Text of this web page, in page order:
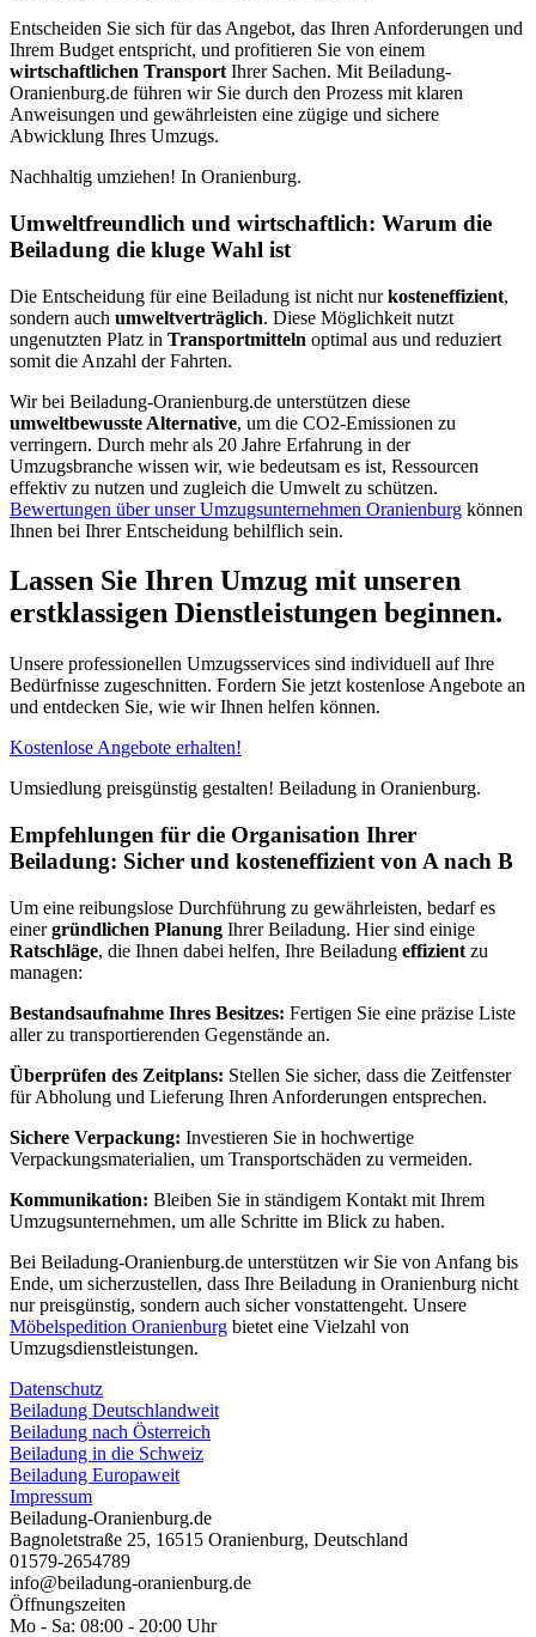
Entscheiden Sie sich für das Angebot, das Ihren Anforderungen und
Ihrem Budget entspricht, und profitieren Sie von einem
wirtschaftlichen Transport Ihrer Sachen. Mit Beiladung-
Oranienburg.de führen wir Sie durch den Prozess mit klaren
Anweisungen und gewährleisten eine zügige und sichere
Abwicklung Ihres Umzugs.
Nachhaltig umziehen! In Oranienburg.
Umweltfreundlich und wirtschaftlich: Warum die
Beiladung die kluge Wahl ist
Die Entscheidung für eine Beiladung ist nicht nurkosteneffizient,
sondern auch umweltverträglich. Diese Möglichkeit nutzt
ungenutzten Platz in Transportmitteln optimal aus und reduziert
somit die Anzahl der Fahrten.
Wir bei Beiladung-Oranienburg.de unterstützen diese
umweltbewusste Alternative, um die CO2-Emissionen zu
verringern. Durch mehr als 20 Jahre Erfahrung in der
Umzugsbranche wissen wir, wie bedeutsam es ist, Ressourcen
effektiv zu nutzen und zugleich die Umwelt zu schützen.
Bewertungen über unser Umzugsunternehmen Oranienburg können
Ihnen bei Ihrer Entscheidung behilflich sein.
Lassen Sie Ihren Umzug mit unseren
erstklassigen Dienstleistungen beginnen.
Unsere professionellen Umzugsservices sind individuell auf Ihre
Bedürfnisse zugeschnitten. Fordern Sie jetzt kostenlose Angebote an
und entdecken Sie, wie wir Ihnen helfen können.
Kostenlose Angebote erhalten!
Umsiedlung preisgünstig gestalten! Beiladung in Oranienburg.
Empfehlungen für die Organisation Ihrer
Beiladung: Sicher und kosteneffizient von A nach B
Um eine reibungslose Durchführung zu gewährleisten, bedarf es
einergründlichen Planung Ihrer Beiladung. Hier sind einige
Ratschläge, die Ihnen dabei helfen, Ihre Beiladung effizient zu
managen:
Bestandsaufnahme Ihres Besitzes: Fertigen Sie eine präzise Liste
aller zu transportierenden Gegenstände an.
Überprüfen des Zeitplans: Stellen Sie sicher, dass die Zeitfenster
für Abholung und Lieferung Ihren Anforderungen entsprechen.
Sichere Verpackung: Investieren Sie in hochwertige
Verpackungsmaterialien, um Transportschäden zu vermeiden.
Kommunikation: Bleiben Sie in ständigem Kontakt mit Ihrem
Umzugsunternehmen, um alle Schritte im Blick zu haben.
Bei Beiladung-Oranienburg.de unterstützen wir Sie von Anfang bis
Ende, um sicherzustellen, dass Ihre Beiladung in Oranienburg nicht
nur preisgünstig, sondern auch sicher vonstattengeht. Unsere
Möbelspedition Oranienburg bietet eine Vielzahl von
Umzugsdienstleistungen.
Datenschutz
Beiladung Deutschlandweit
Beiladung nach Österreich
Beiladung in die Schweiz
Beiladung Europaweit
Impressum
Beiladung-Oranienburg.de
Bagnoletstraße 25, 16515 Oranienburg, Deutschland
01579-2654789
info@beiladung-oranienburg.de
Öffnungszeiten
Mo - Sa: 08:00 - 20:00 Uhr